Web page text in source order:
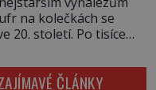
se rozmáčejí a
travnatou příchuť.
nepříjemnost
náustků k nápadu,
pití po celém
na kolečkách se
20. století. Po tisíce
nebo je nakládají
přitom jediný
ČLÁNKY